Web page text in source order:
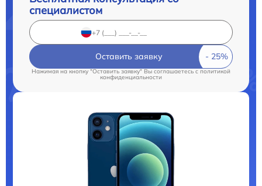
специалистом
Оставить заявку
Нажимая на кнопку "Оставить заявку" Вы соглашаетесь cполитикой
конфиденциальности